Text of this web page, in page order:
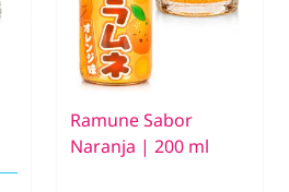
Ramune Sabor
Naranja | 200 ml